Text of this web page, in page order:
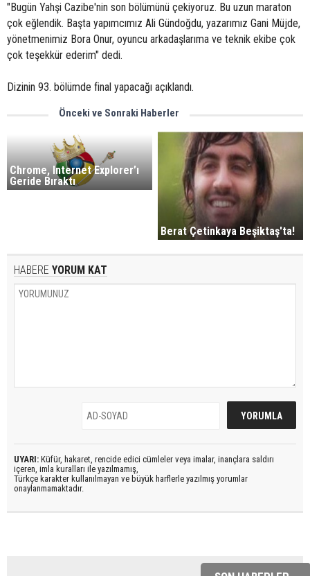
"Bugün Yahşi Cazibe'nin son bölümünü çekiyoruz. Bu uzun maraton
çok eğlendik. Başta yapımcımız Ali Gündoğdu, yazarımız Gani Müjde,
yönetmenimiz Bora Onur, oyuncu arkadaşlarıma ve teknik ekibe çok
çok teşekkür ederim" dedi.
Dizinin 93. bölümde final yapacağı açıklandı.
Önceki ve Sonraki Haberler
Chrome, Internet Explorer’ı
Geride Bıraktı
Berat Çetinkaya Beşiktaş'ta!
HABERE YORUM KAT
UYARI: Küfür, hakaret, rencide edici cümleler veya imalar, inançlara saldırı
içeren, imla kuralları ile yazılmamış,
Türkçe karakter kullanılmayan ve büyük harflerle yazılmış yorumlar
onaylanmamaktadır.